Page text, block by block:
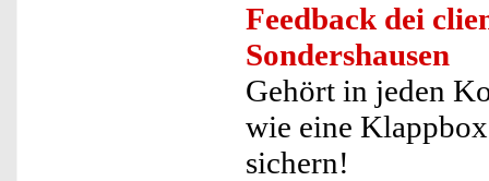
Feedback dei
Sondershausen
Gehört in jeden
wie eine
sichern!